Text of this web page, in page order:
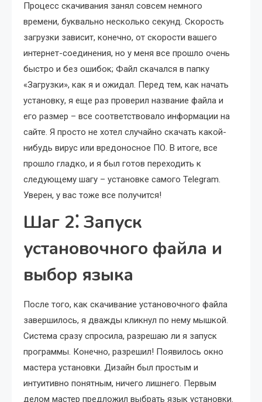
Процесс скачивания занял совсем немного
времени, буквально несколько секунд. Скорость
загрузки зависит, конечно, от скорости вашего
интернет-соединения, но у меня все прошло очень
быстро и без ошибок; Файл скачался в папку
«Загрузки», как я и ожидал. Перед тем, как начать
установку, я еще раз проверил название файла и
его размер – все соответствовало информации на
сайте. Я просто не хотел случайно скачать какой-
нибудь вирус или вредоносное ПО. В итоге, все
прошло гладко, и я был готов переходить к
следующему шагу – установке самого Telegram.
Уверен, у вас тоже все получится!
Шаг 2⁚ Запуск
установочного файла и
выбор языка
После того, как скачивание установочного файла
завершилось, я дважды кликнул по нему мышкой.
Система сразу спросила, разрешаю ли я запуск
программы. Конечно, разрешил! Появилось окно
мастера установки. Дизайн был простым и
интуитивно понятным, ничего лишнего. Первым
делом мастер предложил выбрать язык установки.